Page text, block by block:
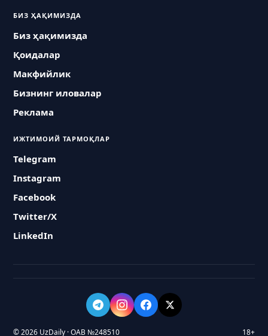
БИЗ ҲАҚИМИЗДА
Биз ҳақимизда
Қоидалар
Макфийлик
Бизнинг иловалар
Реклама
ИЖТИМОИЙ ТАРМОҚЛАР
Telegram
Instagram
Facebook
Twitter/X
LinkedIn
© 2026 UzDaily · ОАВ №248510 18+